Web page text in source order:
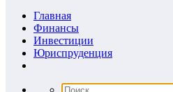
Главная
Финансы
Инвестиции
Юриспруденция